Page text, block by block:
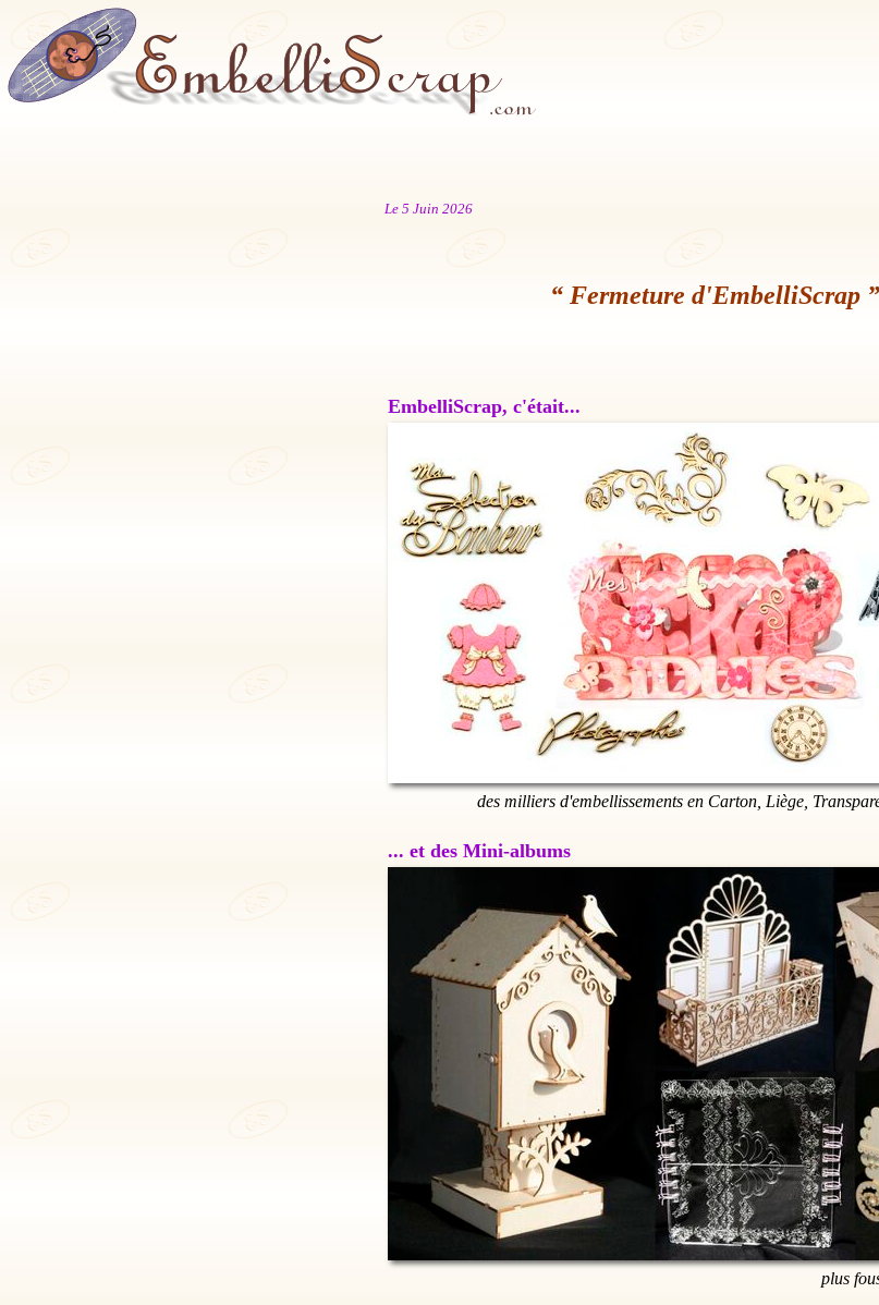
Le 5 Juin 2026
“ Fermeture d'EmbelliScrap ”
EmbelliScrap, c'était...
des milliers d'embellissements en Carton, Liège,
... et des Mini-albums
plus